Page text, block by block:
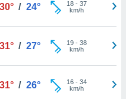
30° / 24° 18- 37
km/h
31° / 27° 19- 38
km/h
31° / 26° 16- 34
km/h